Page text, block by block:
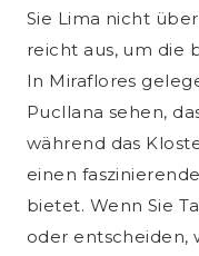
Sie Lima nicht
reicht aus, um die
In Miraflores
Pucllana sehen,
während das
einen
bietet. Wenn Sie
oder entscheiden,